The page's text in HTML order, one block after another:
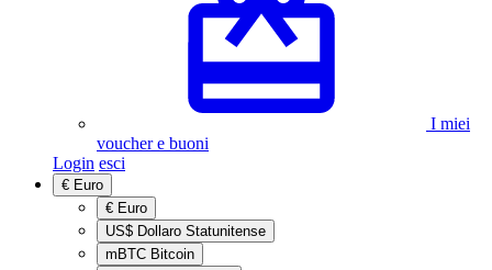
I miei
voucher e buoni
Login esci
€ Euro
€ Euro
US$ Dollaro Statunitense
mBTC Bitcoin